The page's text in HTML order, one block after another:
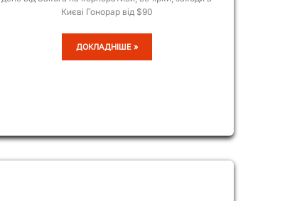
Києві Гонорар від $90
SAKURA
ДОКЛАДНІШЕ »